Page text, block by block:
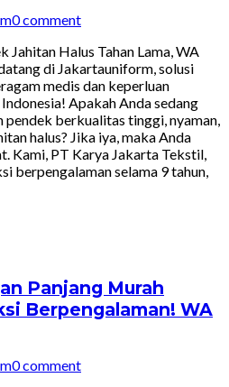
0 comment
Jahitan Halus Tahan Lama, WA
di Jakartauniform, solusi
medis dan keperluan
Apakah Anda sedang
pendek berkualitas tinggi, nyaman,
halus? Jika iya, maka Anda
Kami, PT Karya Jakarta Tekstil,
berpengalaman selama 9 tahun,
Panjang Murah
Berpengalaman! WA
0 comment